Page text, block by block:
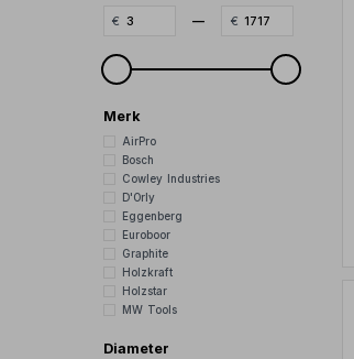
—
Merk
AirPro
Bosch
Cowley Industries
D'Orly
Eggenberg
Euroboor
Graphite
Holzkraft
Holzstar
MW Tools
Diameter